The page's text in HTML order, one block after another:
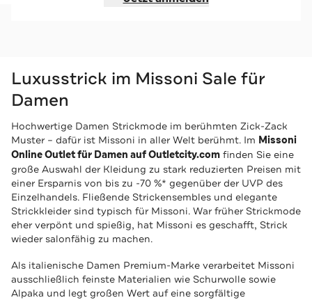
Luxusstrick im Missoni Sale für
Damen
Hochwertige Damen Strickmode im berühmten Zick-Zack
Muster – dafür ist Missoni in aller Welt berühmt. Im Missoni
Online Outlet für Damen auf Outletcity.com finden Sie eine
große Auswahl der Kleidung zu stark reduzierten Preisen mit
einer Ersparnis von bis zu -70 %* gegenüber der UVP des
Einzelhandels. Fließende Strickensembles und elegante
Strickkleider sind typisch für Missoni. War früher Strickmode
eher verpönt und spießig, hat Missoni es geschafft, Strick
wieder salonfähig zu machen.
Als italienische Damen Premium-Marke verarbeitet Missoni
ausschließlich feinste Materialien wie Schurwolle sowie
Alpaka und legt großen Wert auf eine sorgfältige